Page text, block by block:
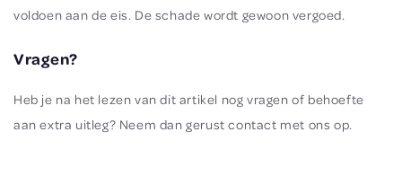
voldoen aan de eis. De schade wordt gewoon vergoed.
Vragen?
Heb je na het lezen van dit artikel nog vragen of behoefte
aan extra uitleg? Neem dan gerust contact met ons op.